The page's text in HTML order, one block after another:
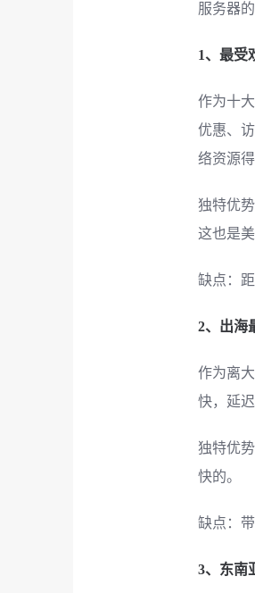
服务器
1、最
作为十
优惠、
络资源
独特优
这也是
缺点：
2、出
作为离
快，延
独特优
快的。
缺点：
3、东